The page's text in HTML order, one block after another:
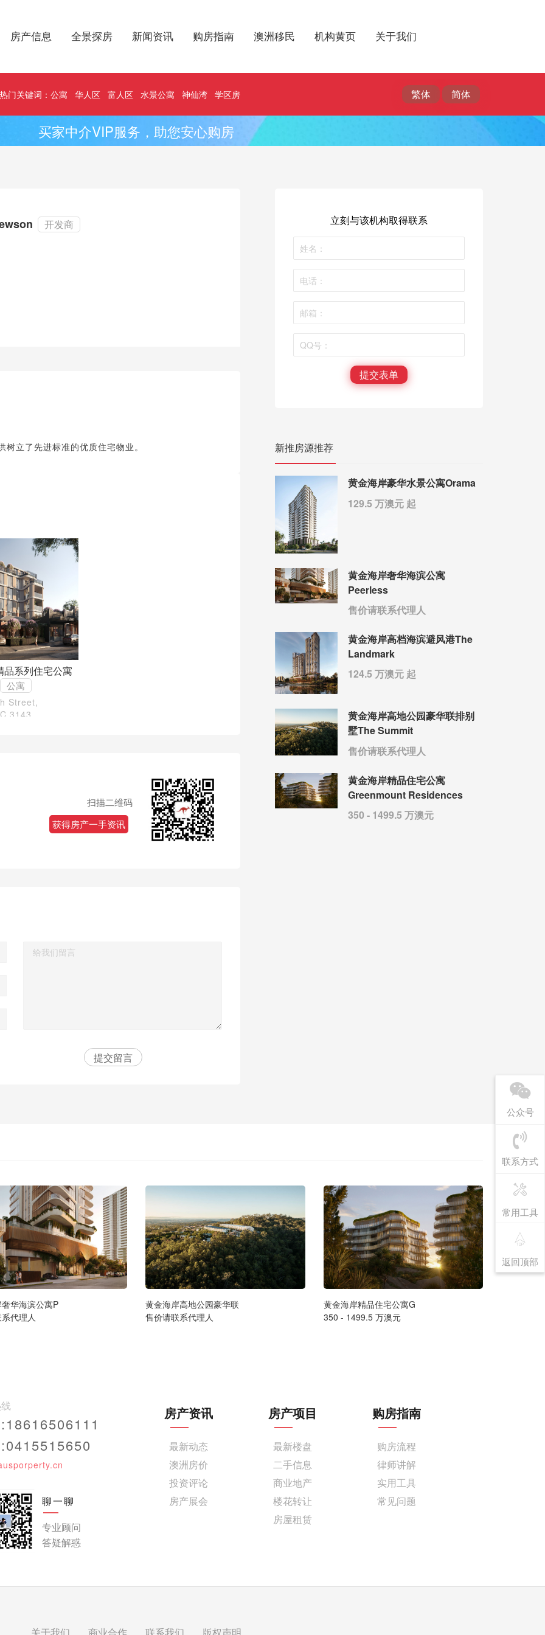
房产信息 全景探房 新闻资讯 购房指南 澳洲移民 机构黄页 关于我们
热门关键词： 公寓 华人区 富人区 水景公寓 神仙湾 学区房
买家中介VIP服务，助您安心购房
开发商
立了先进标准的优质住宅物业。
品系列住宅公寓
公寓
Street,
3143
扫描二维码
获得房产一手资讯
提交留言
立刻与该机构取得联系
提交表单
新推房源推荐
黄金海岸豪华水景公寓Orama
129.5 万澳元 起
黄金海岸奢华海滨公寓
Peerless
售价请联系代理人
黄金海岸高档海滨避风港The
Landmark
124.5 万澳元 起
黄金海岸高地公园豪华联排别
墅The Summit
售价请联系代理人
黄金海岸精品住宅公寓
Greenmount Residences
350 - 1499.5 万澳元
华海滨公寓P
代理人
黄金海岸高地公园豪华联
售价请联系代理人
黄金海岸精品住宅公寓G
350 - 1499.5 万澳元
聊一聊
专业顾问
答疑解惑
房产资讯
最新动态
澳洲房价
投资评论
房产展会
房产项目
最新楼盘
二手信息
商业地产
楼花转让
房屋租赁
购房指南
购房流程
律师讲解
实用工具
常见问题
公众号
联系方式
常用工具
返回顶部